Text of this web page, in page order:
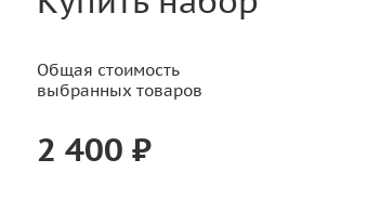
Общая стоимость
выбранных товаров
2 400 ₽